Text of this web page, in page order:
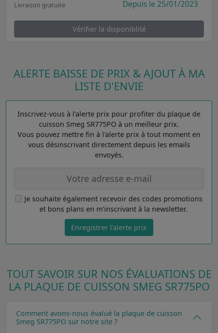
Livraison gratuite Depuis le 25/01/2023
Vérifier la disponiblité
ALERTE BAISSE DE PRIX & AJOUT À MA
LISTE D'ENVIE
Inscrivez-vous à l'alerte prix pour profiter du plaque de
cuisson Smeg SR775PO à un meilleur prix.
Vous pouvez mettre fin à l'alerte prix à tout moment en
vous désinscrivant directement depuis les emails
envoyés.
Je souhaite également recevoir des codes promotions
et bons plans en m'inscrivant à la newsletter.
Enregistrer l'alerte prix
TOUT SAVOIR SUR NOS ÉVALUATIONS DE
LA PLAQUE DE CUISSON SMEG SR775PO
Comment avons-nous évalué la plaque de cuisson
Smeg SR775PO sur notre site ?